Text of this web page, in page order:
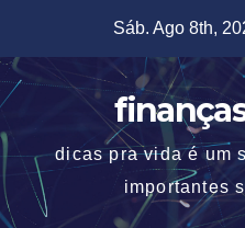
content
Sáb. Ago 8th,
dicas pra vida é um
importantes